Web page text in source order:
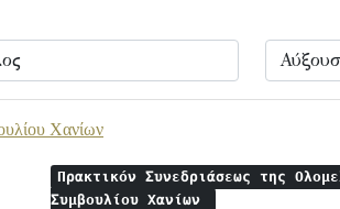
Χανίων
Πρακτικόν Συνεδριάσεως της
Συμβουλίου Χανίων